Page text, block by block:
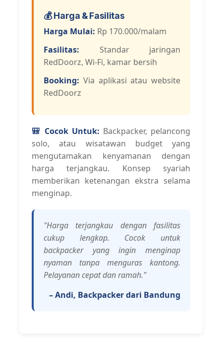
💰 Harga & Fasilitas
Harga Mulai: Rp 170.000/malam
Fasilitas: Standar jaringan
RedDoorz, Wi-Fi, kamar bersih
Booking: Via aplikasi atau website
RedDoorz
🎒 Cocok Untuk: Backpacker, pelancong
solo, atau wisatawan budget yang
mengutamakan kenyamanan dengan
harga terjangkau. Konsep syariah
memberikan ketenangan ekstra selama
menginap.
"Harga terjangkau dengan fasilitas
cukup lengkap. Cocok untuk
backpacker yang ingin menginap
nyaman tanpa menguras kantong.
Pelayanan cepat dan ramah."
– Andi, Backpacker dari Bandung